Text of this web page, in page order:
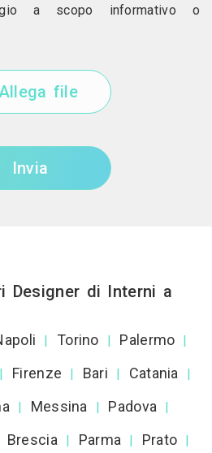
a scopo informativo o
file
Invia
Designer di Interni a
| Torino | Palermo |
| Firenze | Bari | Catania |
| Messina | Padova |
Brescia | Parma | Prato |